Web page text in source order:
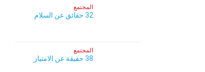
المجتمع
32 حقائق عن السلام
المجتمع
38 حقيقة عن الامتياز